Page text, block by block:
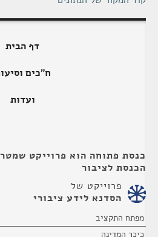
דף הבית
ח"כים
ועדות
כנסת פתוחה הוא פרוייקט
הכנסת לציבור
פרוייקט של
הסדנא לידע ציבורי
מפתח התקציב
כיכר המדינה